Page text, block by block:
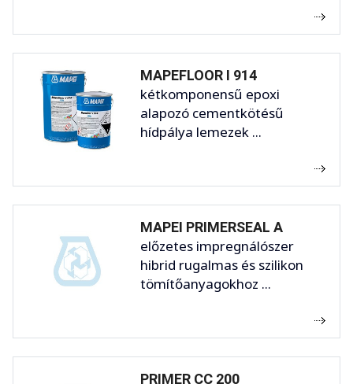
MAPEFLOOR I 914
kétkomponensű epoxi
alapozó cementkötésű
hídpálya lemezek ...
MAPEI PRIMERSEAL A
előzetes impregnálószer
hibrid rugalmas és szilikon
tömítőanyagokhoz ...
PRIMER CC 200